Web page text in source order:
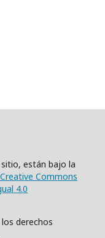
están bajo la
Commons
4.0
derechos